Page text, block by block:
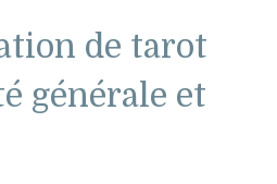
de tarot
générale et